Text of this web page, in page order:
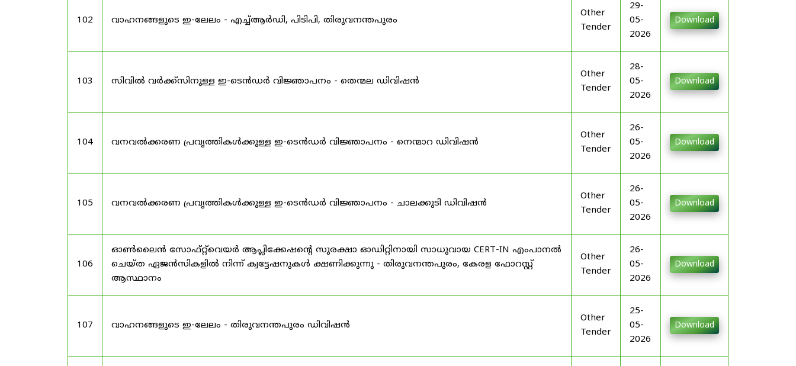
102 വാഹനങ്ങളുടെ ഇ-ലേലം - എച്ച്ആർഡി, പിടിപി, തിരുവനന്തപുരം
Other
Tender
29-
05-
2026
Download
103 സിവിൽ വർക്ക്സിനുള്ള ഇ-ടെൻഡർ വിജ്ഞാപനം - തെന്മല ഡിവിഷൻ
Other
Tender
28-
05-
2026
Download
104 വനവൽക്കരണ പ്രവൃത്തികൾക്കുള്ള ഇ-ടെൻഡർ വിജ്ഞാപനം - നെന്മാറ ഡിവിഷൻ
Other
Tender
26-
05-
2026
Download
105 വനവൽക്കരണ പ്രവൃത്തികൾക്കുള്ള ഇ-ടെൻഡർ വിജ്ഞാപനം - ചാലക്കുടി ഡിവിഷൻ
Other
Tender
26-
05-
2026
Download
106
ഓൺലൈൻ സോഫ്റ്റ്‌വെയർ ആപ്ലിക്കേഷന്റെ സുരക്ഷാ ഓഡിറ്റിനായി സാധുവായ CERT-IN എംപാനൽ
ചെയ്ത ഏജൻസികളിൽ നിന്ന് ക്വട്ടേഷനുകൾ ക്ഷണിക്കുന്നു - തിരുവനന്തപുരം, കേരള ഫോറസ്റ്റ്
ആസ്ഥാനം
Other
Tender
26-
05-
2026
Download
107 വാഹനങ്ങളുടെ ഇ-ലേലം - തിരുവനന്തപുരം ഡിവിഷൻ
Other
Tender
25-
05-
2026
Download